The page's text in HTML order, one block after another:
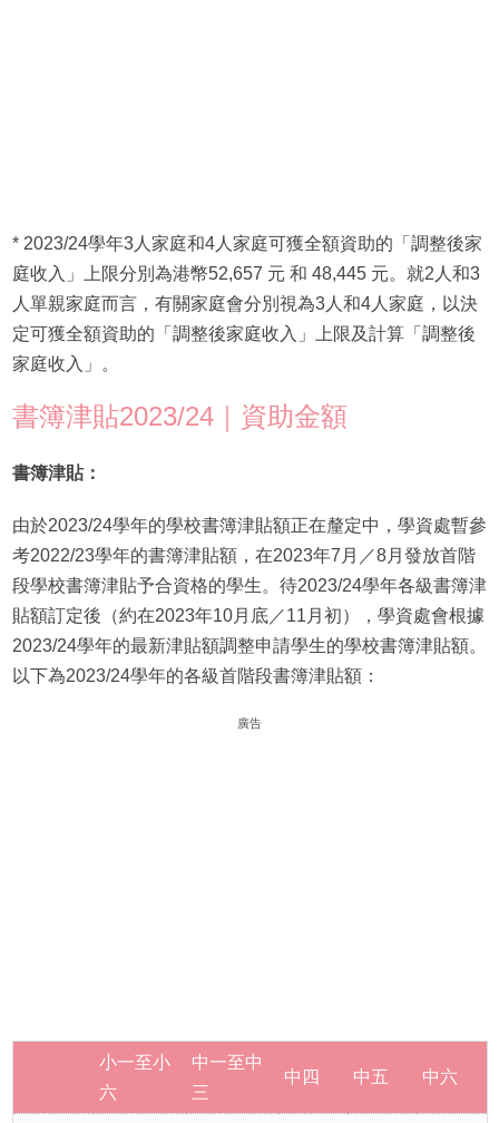
* 2023/24學年3人家庭和4人家庭可獲全額資助的「調整後家
庭收入」上限分別為港幣52,657 元 和 48,445 元。就2人和3
人單親家庭而言，有關家庭會分別視為3人和4人家庭，以決
定可獲全額資助的「調整後家庭收入」上限及計算「調整後
家庭收入」。
書簿津貼2023/24｜資助金額
書簿津貼：
由於2023/24學年的學校書簿津貼額正在釐定中，學資處暫參
考2022/23學年的書簿津貼額，在2023年7月／8月發放首階
段學校書簿津貼予合資格的學生。待2023/24學年各級書簿津
貼額訂定後（約在2023年10月底／11月初），學資處會根據
2023/24學年的最新津貼額調整申請學生的學校書簿津貼額。
以下為2023/24學年的各級首階段書簿津貼額：
廣告
小一至小
六
中一至中
三
中四 中五 中六